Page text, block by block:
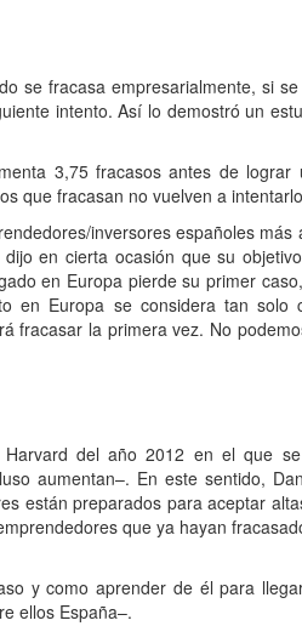
se fracasa empresarialmente, si
intento. Así lo demostró un
3,75 fracasos antes de
que fracasan no vuelven a
inversores españoles más
en cierta ocasión que su
en Europa pierde su primer
en Europa se considera tan solo
fracasar la primera vez. No
del año 2012 en el que
aumentan–. En este sentido,
están preparados para aceptar
que ya hayan
y como aprender de él para
ellos España–.